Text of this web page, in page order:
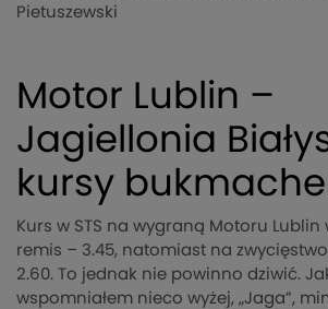
Pietuszewski
Motor Lublin –
Jagiellonia
kursy
Kurs w STS na wygraną Motoru Lublin
remis – 3.45, natomiast na
2.60. To jednak nie powinno dziwić.
wspomniałem nieco wyżej, „Jaga”,